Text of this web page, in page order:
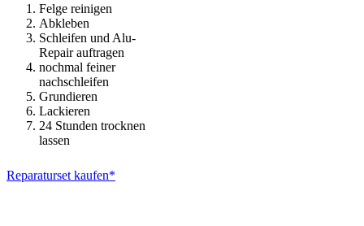
Felge reinigen
Abkleben
Schleifen und Alu-
Repair auftragen
nochmal feiner
nachschleifen
Grundieren
Lackieren
24 Stunden trocknen
lassen
Reparaturset kaufen*